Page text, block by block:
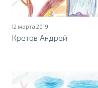
12 марта 2019
Кретов Андрей